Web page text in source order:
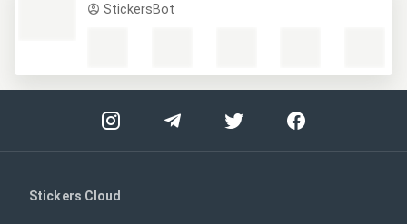
StickersBot
Stickers Cloud